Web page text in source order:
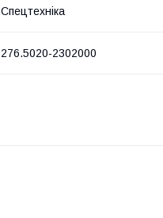
Спецтехніка
276.5020-2302000